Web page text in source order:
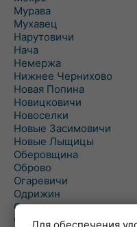
Мурава
Мухавец
Нарутовичи
Нача
Немержа
Нижнее Чернихово
Новая Попина
Новицковичи
Новоселки
Новые Засимовичи
Новые Лыщицы
Оберовщина
Оброво
Огаревичи
Одрижин
Оздамичи
Озяты